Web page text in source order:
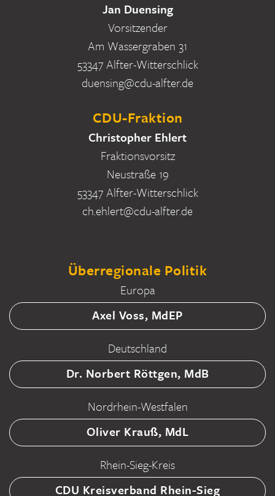
Jan Duensing
Vorsitzender
Am Wassergraben 31
53347 Alfter-Witterschlick
duensing@cdu-alfter.de
CDU-Fraktion
Christopher Ehlert
Fraktionsvorsitz
Neustraße 19
53347 Alfter-Witterschlick
ch.ehlert@cdu-alfter.de
Überregionale Politik
Europa
Axel Voss, MdEP
Deutschland
Dr. Norbert Röttgen, MdB
Nordrhein-Westfalen
Oliver Krauß, MdL
Rhein-Sieg-Kreis
CDU Kreisverband Rhein-Sieg